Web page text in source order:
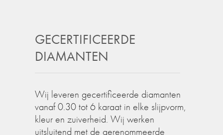
GECERTIFICEERDE
DIAMANTEN
Wij leveren gecertificeerde diamanten
vanaf 0.30 tot 6 karaat in elke slijpvorm,
kleur en zuiverheid. Wij werken
uitsluitend met de gerenommeerde